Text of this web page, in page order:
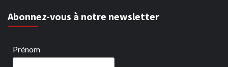
Abonnez-vous à notre newsletter
Prénom